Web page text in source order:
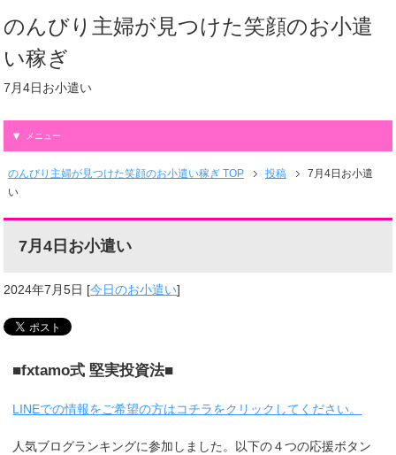
のんびり主婦が見つけた笑顔のお小遣
い稼ぎ
7月4日お小遣い
メニュー
のんびり主婦が見つけた笑顔のお小遣い稼ぎ TOP 投稿
7月4日お小遣
い
7月4日お小遣い
2024年7月5日 [今日のお小遣い]
■fxtamo式 堅実投資法■
LINEでの情報をご希望の方はコチラをクリックしてください。
人気ブログランキングに参加しました。以下の４つの応援ボタン